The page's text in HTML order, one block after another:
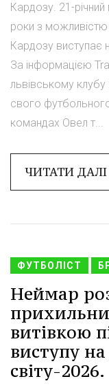
Кардозу. 21-річний
роки з
Кардозу виступає
За інформацією
львівському
свого
командах Овел т...
ЧИТАТИ ДАЛІ
ФУТБОЛІСТ
Неймар
витівкою
виступу
світу-2026.